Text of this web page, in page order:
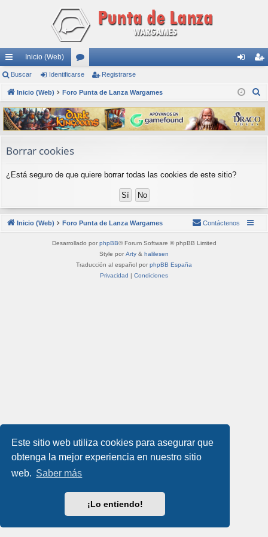
Este sitio web utiliza cookies para asegurar que
obtenga la mejor experiencia en nuestro sitio
web. Saber más
¡Lo entiendo!
nl
ac
es
rá
pi
Inicio (Web)
or
os nti
fic
ar
ist
ra
rs
Buscar Identificarse Registrarse
Inicio (Web) Foro Punta de Lanza Wargames
s
c
Borrar cookies
¿Está seguro de que quiere borrar todas las cookies de este sitio?
Inicio (Web) Foro Punta de Lanza Wargames Contáctenos
Desarrollado por phpBB® Forum Software © phpBB Limited
Style por Arty & halilesen
Traducción al español por phpBB España
Privacidad | Condiciones